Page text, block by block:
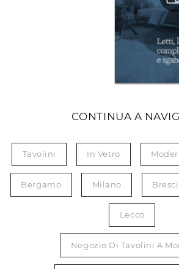
CONTINUA A
Tavolini In Vetro
Bergamo Milano
Lecco
Negozio Di Tavolini A